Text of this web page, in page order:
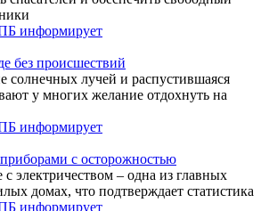
информирует
без происшествий
солнечных лучей и распустившаяся
у многих желание отдохнуть на
информирует
с осторожностью
электричеством – одна из главных
домах, что подтверждает статистика
информирует